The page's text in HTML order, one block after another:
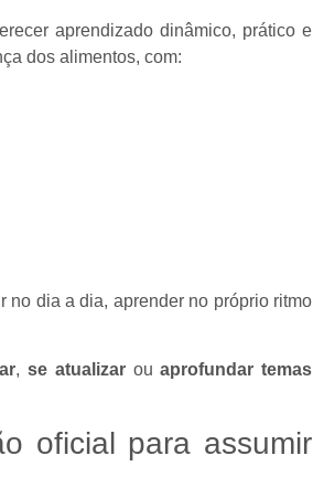
aprendizado dinâmico, prático e
dos alimentos, com:
no dia a dia, aprender no próprio ritmo
, se atualizarouaprofundar temas
oficial para assumir